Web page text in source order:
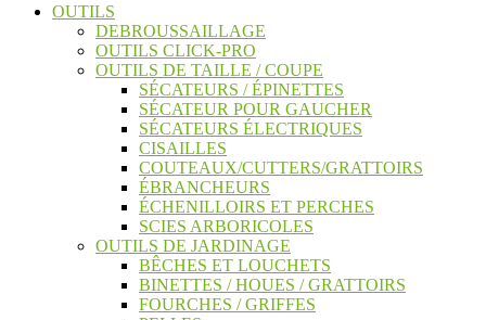
OUTILS
DEBROUSSAILLAGE
OUTILS CLICK-PRO
OUTILS DE TAILLE / COUPE
SÉCATEURS / ÉPINETTES
SÉCATEUR POUR GAUCHER
SÉCATEURS ÉLECTRIQUES
CISAILLES
COUTEAUX/CUTTERS/GRATTOIRS
ÉBRANCHEURS
ÉCHENILLOIRS ET PERCHES
SCIES ARBORICOLES
OUTILS DE JARDINAGE
BÊCHES ET LOUCHETS
BINETTES / HOUES / GRATTOIRS
FOURCHES / GRIFFES